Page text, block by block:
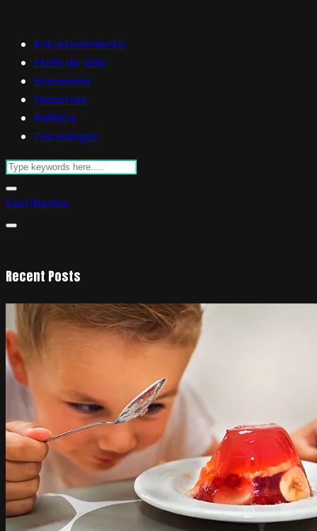
Entretenimiento
Estilo de vida
Economía
Deportes
Política
Tecnología
Escríbenos
Recent Posts